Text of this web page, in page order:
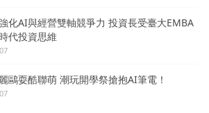
化AI與經營雙軸競爭力 投資長受臺大EMBA
代投資思維
鷗耍酷聯萌 潮玩開學祭搶抱AI筆電！